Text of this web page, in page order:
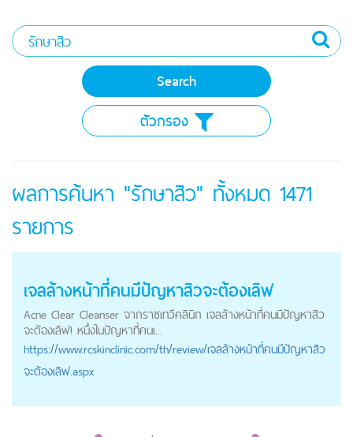
ตัวกรอง
ผลการค้นหา "รักษาสิว" ทั้งหมด 1471
รายการ
เจลล้างหน้าที่คนมีปัญหาสิวจะต้องเลิฟ
Acne Clear Cleanser จากราชเทวีคลินิก เจลล้างหน้าที่คนมีปัญหาสิว
จะต้องเลิฟ! หนึ่งในปัญหาที่คนเ...
https://www.rcskinclinic.com/th/review/เจลล้างหน้าที่คนมีปัญหาสิว
จะต้องเลิฟ.aspx